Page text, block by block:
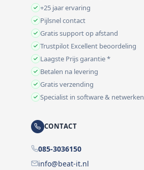
+25 jaar ervaring
Pijlsnel contact
Gratis support op afstand
Trustpilot Excellent beoordeling
Laagste Prijs garantie *
Betalen na levering
Gratis verzending
Specialist in software & netwerken
CONTACT
085-3036150
info@beat-it.nl